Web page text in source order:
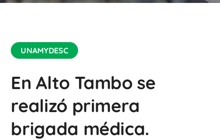
UNAMYDESC
En Alto Tambo se
realizó primera
brigada médica.